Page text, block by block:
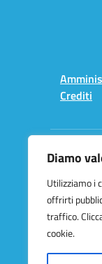
Diamo
Utilizziamo i
offrirti
traffico.
cookie.
Crediti